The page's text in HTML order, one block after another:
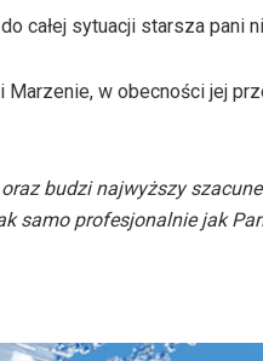
całej sytuacji starsza pani
w obecności jej
budzi najwyższy
samo profesjonalnie jak